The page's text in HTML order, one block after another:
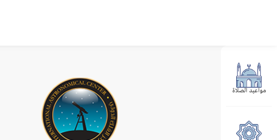
مواعيد الصلاة